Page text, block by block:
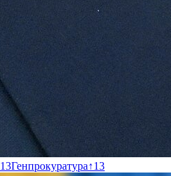
13Генпрокуратура↑13